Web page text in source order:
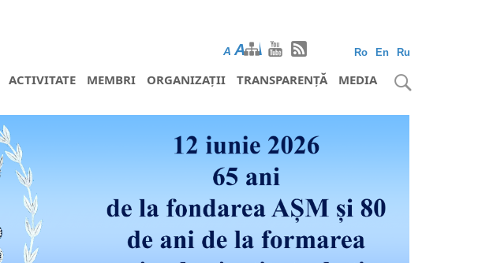
Ro En Ru
A AA
ACTIVITATE MEMBRI ORGANIZAȚII TRANSPARENȚĂ MEDIA